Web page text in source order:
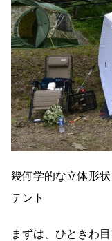
幾何学的な立体形
テント
まずは、ひときわ